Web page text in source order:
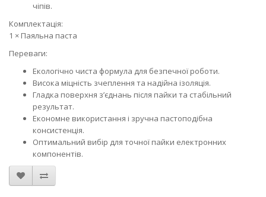
чіпів.
Комплектація:
1 × Паяльна паста
Переваги:
Екологічно чиста формула для безпечної роботи.
Висока міцність зчеплення та надійна ізоляція.
Гладка поверхня з’єднань після пайки та стабільний
результат.
Економне використання і зручна пастоподібна
консистенція.
Оптимальний вибір для точної пайки електронних
компонентів.